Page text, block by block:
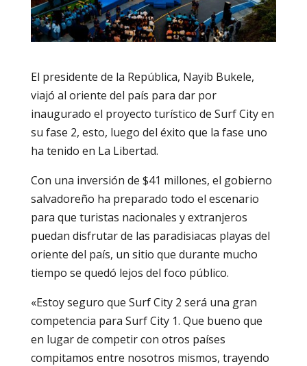
El presidente de la República, Nayib Bukele,
viajó al oriente del país para dar por
inaugurado el proyecto turístico de Surf City en
su fase 2, esto, luego del éxito que la fase uno
ha tenido en La Libertad.
Con una inversión de $41 millones, el gobierno
salvadoreño ha preparado todo el escenario
para que turistas nacionales y extranjeros
puedan disfrutar de las paradisiacas playas del
oriente del país, un sitio que durante mucho
tiempo se quedó lejos del foco público.
«Estoy seguro que Surf City 2 será una gran
competencia para Surf City 1. Que bueno que
en lugar de competir con otros países
compitamos entre nosotros mismos, trayendo